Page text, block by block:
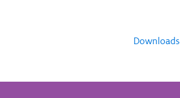
Downloads